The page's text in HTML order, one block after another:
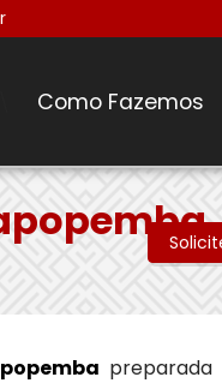
Como Fazemos